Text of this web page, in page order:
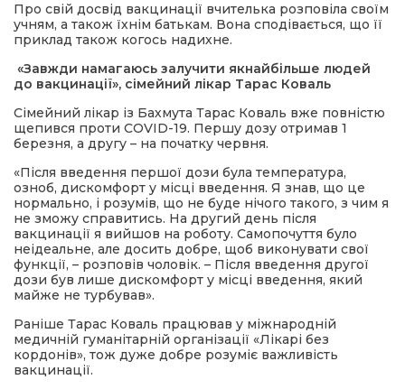
Про свій досвід вакцинації вчителька розповіла своїм
учням, а також їхнім батькам. Вона сподівається, що її
приклад також когось надихне.
«Завжди намагаюсь залучити якнайбільше людей
до вакцинації», сімейний лікар Тарас Коваль
Сімейний лікар із Бахмута Тарас Коваль вже повністю
щепився проти COVID-19. Першу дозу отримав 1
березня, а другу – на початку червня.
«Після введення першої дози була температура,
озноб, дискомфорт у місці введення. Я знав, що це
нормально, і розумів, що не буде нічого такого, з чим я
не зможу справитись. На другий день після
вакцинації я вийшов на роботу. Самопочуття було
неідеальне, але досить добре, щоб виконувати свої
функції, – розповів чоловік. – Після введення другої
дози був лише дискомфорт у місці введення, який
майже не турбував».
Раніше Тарас Коваль працював у міжнародній
медичній гуманітарній організації «Лікарі без
кордонів», тож дуже добре розуміє важливість
вакцинації.